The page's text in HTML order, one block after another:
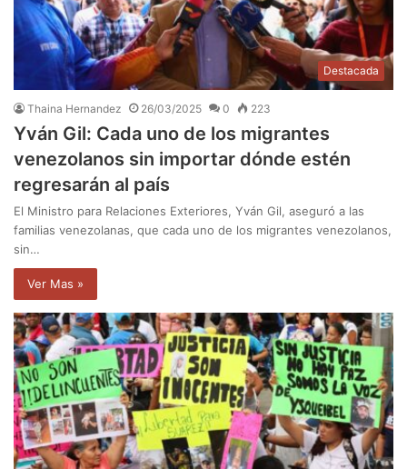
Destacada
Thaina Hernandez 26/03/2025 0 223
Yván Gil: Cada uno de los migrantes
venezolanos sin importar dónde estén
regresarán al país
El Ministro para Relaciones Exteriores, Yván Gil, aseguró a las
familias venezolanas, que cada uno de los migrantes venezolanos,
sin…
Ver Mas »